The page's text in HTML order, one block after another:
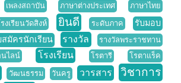
เพลงสถาบัน ภาษาต่างประเทศ
ภาษาไทย
งเรียนวัดสิงห์ ยินดี ระดับภาค
รับมอบ
สมัครนักเรียน รางวัล
รางวัลพระราชทาน
นไลน์ โรงเรียน โรตารี โรตาแร็ค
วัฒนธรรม วันครู วารสาร วิชาการ